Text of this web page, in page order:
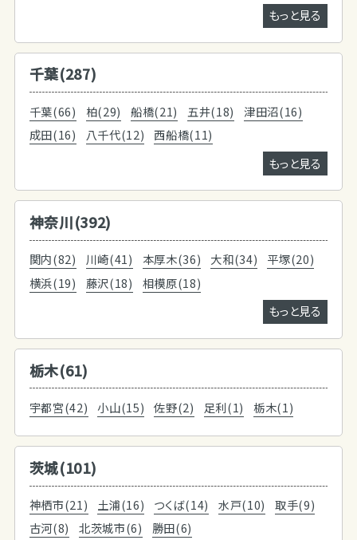
もっと見る
千葉(287)
千葉(66) 柏(29) 船橋(21) 五井(18)
津田沼(16)
成田(16)
八千代(12)
西船橋(11)
もっと見る
神奈川(392)
関内(82) 川崎(41) 本厚木(36) 大和(34)
平塚(20)
横浜(19)
藤沢(18)
相模原(18)
もっと見る
栃木(61)
宇都宮(42) 小山(15) 佐野(2) 足利(1) 栃木(1)
茨城(101)
神栖市(21) 土浦(16) つくば(14) 水戸(10)
取手(9)
古河(8)
北茨城市(6) 勝田(6)